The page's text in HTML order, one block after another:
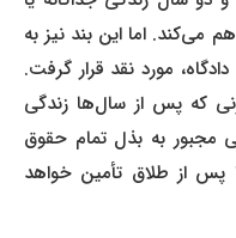
اما این بند نیز به
مورد نقد قرار گرفت.
پس از سال‌ها زندگی
به بذل تمام حقوق
از طلاق تأمین خواهد